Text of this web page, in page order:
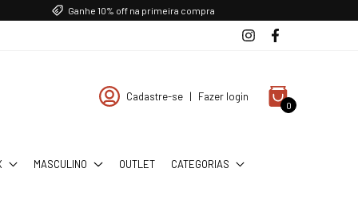
Ganhe 10% off na primeira compra
Cadastre-se | Fazer login
0
MASCULINO OUTLET CATEGORIAS